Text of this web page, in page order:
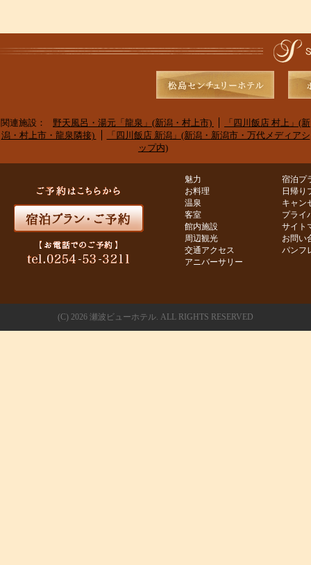
関連施設： 野天風呂・湯元「龍泉」(新潟・村上市)
「四川飯店 村上」(新
潟・村上市・龍泉隣接)
「四川飯店 新潟」(新潟・新潟市・万代メディアシ
ップ内)
魅力
お料理
温泉
客室
館内施設
周辺観光
交通アクセス
アニバーサリー
宿泊プ
日帰り
キャン
プライ
サイト
お問い
パンフ
(C) 2026 瀬波ビューホテル. ALL RIGHTS RESERVED